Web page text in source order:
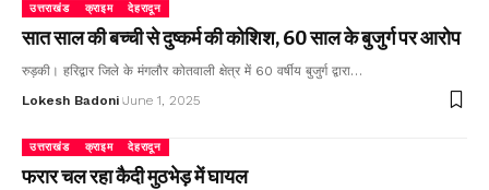
उत्तराखंड क्राइम देहरादून
सात साल की बच्ची से दुष्कर्म की कोशिश, 60 साल के बुजुर्ग पर आरोप
रुड़की। हरिद्वार जिले के मंगलौर कोतवाली क्षेत्र में 60 वर्षीय बुजुर्ग द्वारा…
Lokesh Badoni June 1, 2025
उत्तराखंड क्राइम देहरादून
फरार चल रहा कैदी मुठभेड़ में घायल